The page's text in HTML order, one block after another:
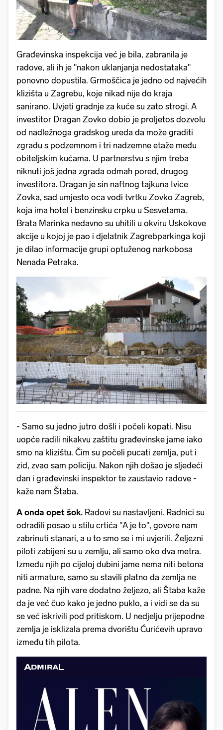
Građevinska inspekcija već je bila, zabranila je
radove, ali ih je "nakon uklanjanja nedostataka"
ponovno dopustila. Grmoščica je jedno od najvećih
klizišta u Zagrebu, koje nikad nije do kraja
sanirano. Uvjeti gradnje za kuće su zato strogi. A
investitor Dragan Zovko dobio je proljetos dozvolu
od nadležnoga gradskog ureda da može graditi
zgradu s podzemnom i tri nadzemne etaže među
obiteljskim kućama. U partnerstvu s njim treba
niknuti još jedna zgrada odmah pored, drugog
investitora. Dragan je sin naftnog tajkuna Ivice
Zovka, sad umjesto oca vodi tvrtku Zovko Zagreb,
koja ima hotel i benzinsku crpku u Sesvetama.
Brata Marinka nedavno su uhitili u okviru Uskokove
akcije u kojoj je pao i djelatnik Zagrebparkinga koji
je dilao informacije grupi optuženog narkobosa
Nenada Petraka.
- Samo su jedno jutro došli i počeli kopati. Nisu
uopće radili nikakvu zaštitu građevinske jame iako
smo na klizištu. Čim su počeli pucati zemlja, put i
zid, zvao sam policiju. Nakon njih došao je sljedeći
dan i građevinski inspektor te zaustavio radove -
kaže nam Štaba.
A onda opet šok. Radovi su nastavljeni. Radnici su
odradili posao u stilu crtića "A je to", govore nam
zabrinuti stanari, a u to smo se i mi uvjerili. Željezni
piloti zabijeni su u zemlju, ali samo oko dva metra.
Između njih po cijeloj dubini jame nema niti betona
niti armature, samo su stavili platno da zemlja ne
padne. Na njih vare dodatno željezo, ali Štaba kaže
da je već čuo kako je jedno puklo, a i vidi se da su
se već iskrivili pod pritiskom. U nedjelju prijepodne
zemlja je isklizala prema dvorištu Ćurićevih upravo
između tih pilota.